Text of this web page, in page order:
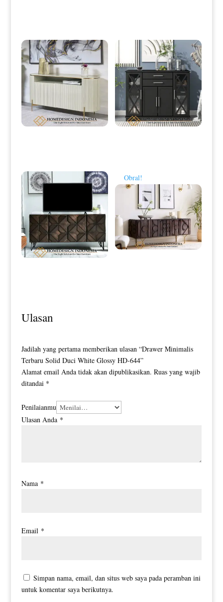
Obral!
Ulasan
Jadilah yang pertama memberikan ulasan “Drawer Minimalis
Terbaru Solid Duci White Glossy HD-644”
Alamat email Anda tidak akan dipublikasikan. Ruas yang wajib
ditandai *
Penilaianmu
Ulasan Anda *
Nama *
Email *
Simpan nama, email, dan situs web saya pada peramban ini
untuk komentar saya berikutnya.